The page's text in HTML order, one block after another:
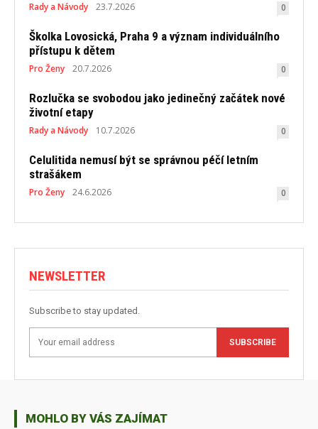
Rady a Návody 23.7.2026 0
Školka Lovosická, Praha 9 a význam individuálního
přístupu k dětem
Pro Ženy 20.7.2026 0
Rozlučka se svobodou jako jedinečný začátek nové
životní etapy
Rady a Návody 10.7.2026 0
Celulitida nemusí být se správnou péčí letním
strašákem
Pro Ženy 24.6.2026 0
NEWSLETTER
Subscribe to stay updated.
SUBSCRIBE
MOHLO BY VÁS ZAJÍMAT